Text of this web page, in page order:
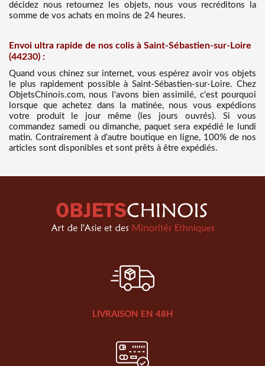
décidez nous retournez les objets, nous vous recréditons la
somme de vos achats en moins de 24 heures.
Envoi ultra rapide de nos colis à Saint-Sébastien-sur-Loire
(44230) :
Quand vous chinez sur internet, vous espérez avoir vos objets
le plus rapidement possible à Saint-Sébastien-sur-Loire. Chez
ObjetsChinois.com, nous l'avons bien assimilé, c'est pourquoi
lorsque que achetez dans la matinée, nous vous expédions
votre produit le jour même (les jours ouvrés). Si vous
commandez samedi ou dimanche, paquet sera expédié le lundi
matin. Contrairement à d’autre boutique en ligne, 100% de nos
articles sont disponibles et sont prêts à être expédiés.
LIVRAISON EN 48H